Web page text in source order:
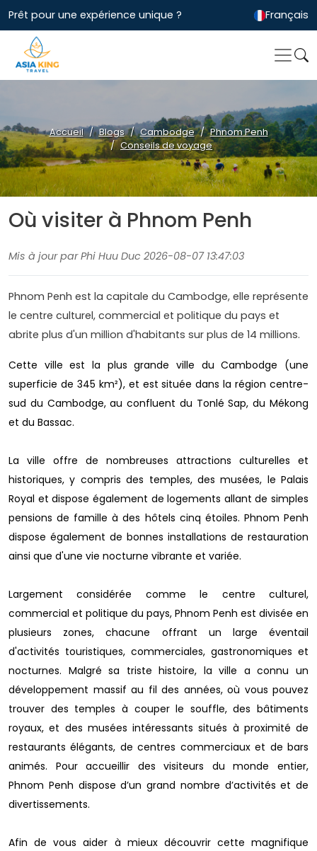
Prêt pour une expérience unique ? Français
Accueil Blogs Cambodge
Phnom Penh
Conseils de voyage
Où visiter à Phnom Penh
Mis à jour par Phi Huu Duc 2026-08-07 13:47:03
Phnom Penh est la capitale du Cambodge, elle représente
le centre culturel, commercial et politique du pays et
abrite plus d'un million d'habitants sur plus de 14 millions.
Cette ville est la plus grande ville du Cambodge (une
superficie de 345 km²), et est située dans la région centre-
sud du Cambodge, au confluent du Tonlé Sap, du Mékong
et du Bassac.
La ville offre de nombreuses attractions culturelles et
historiques, y compris des temples, des musées, le Palais
Royal et dispose également de logements allant de simples
pensions de famille à des hôtels cinq étoiles. Phnom Penh
dispose également de bonnes installations de restauration
ainsi que d'une vie nocturne vibrante et variée.
Largement considérée comme le centre culturel,
commercial et politique du pays, Phnom Penh est divisée en
plusieurs zones, chacune offrant un large éventail
d'activités touristiques, commerciales, gastronomiques et
nocturnes. Malgré sa triste histoire, la ville a connu un
développement massif au fil des années, où vous pouvez
trouver des temples à couper le souffle, des bâtiments
royaux, et des musées intéressants situés à proximité de
restaurants élégants, de centres commerciaux et de bars
animés. Pour accueillir des visiteurs du monde entier,
Phnom Penh dispose d’un grand nombre d’activités et de
divertissements.
Afin de vous aider à mieux découvrir cette magnifique